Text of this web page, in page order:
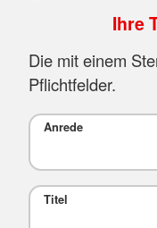
Ihre
Die mit einem
Pflichtfelder.
Anrede
Titel